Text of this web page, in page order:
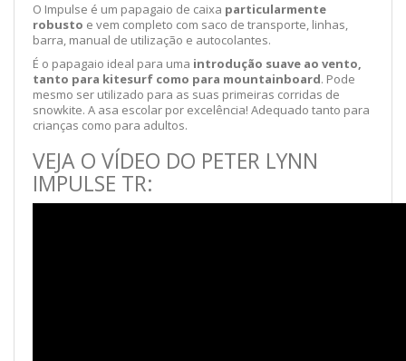
O Impulse é um papagaio de caixa particularmente
robusto e vem completo com saco de transporte, linhas,
barra, manual de utilização e autocolantes.
É o papagaio ideal para uma introdução suave ao vento,
tanto para kitesurf como para mountainboard. Pode
mesmo ser utilizado para as suas primeiras corridas de
snowkite. A asa escolar por excelência! Adequado tanto para
crianças como para adultos.
VEJA O VÍDEO DO PETER LYNN
IMPULSE TR: